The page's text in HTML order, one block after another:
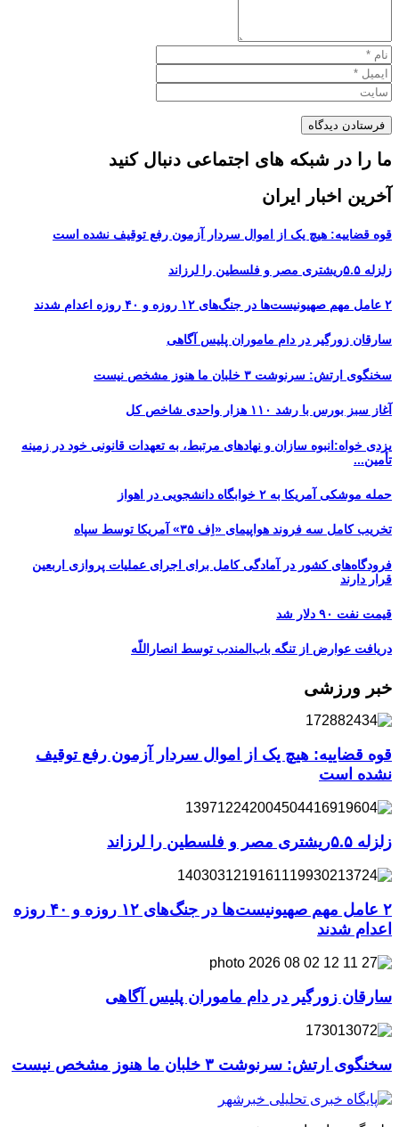
ما را در شبکه های اجتماعی دنبال کنید
آخرین اخبار ایران
قوه قضاییه: هیچ یک از اموال سردار آزمون رفع توقیف نشده است
زلزله ۵.۵ریشتری مصر و فلسطین را لرزاند
۲ عامل مهم صهیونیست‌ها در جنگ‌های ۱۲ روزه و ۴۰ روزه اعدام شدند
سارقان زورگیر در دام ماموران پلیس آگاهی
سخنگوی ارتش: سرنوشت ۳ خلبان ما هنوز مشخص نیست
آغاز سبز بورس با رشد ۱۱۰ هزار واحدی شاخص کل
یزدی خواه:انبوه سازان و نهادهای مرتبط، به تعهدات قانونی خود در زمینه
تأمین...
حمله موشکی آمریکا به ۲ خوابگاه دانشجویی در اهواز
تخریب کامل سه فروند هواپیمای «اِف ۳۵» آمریکا توسط سپاه
فرودگاه‌های کشور در آمادگی کامل برای اجرای عملیات پروازی اربعین
قرار دارند
قیمت نفت ۹۰ دلار شد
دریافت عوارض از تنگه باب‌المندب توسط انصاراللّه
خبر ورزشی
قوه قضاییه: هیچ یک از اموال سردار آزمون رفع توقیف
نشده است
زلزله ۵.۵ریشتری مصر و فلسطین را لرزاند
۲ عامل مهم صهیونیست‌ها در جنگ‌های ۱۲ روزه و ۴۰ روزه
اعدام شدند
سارقان زورگیر در دام ماموران پلیس آگاهی
سخنگوی ارتش: سرنوشت ۳ خلبان ما هنوز مشخص نیست